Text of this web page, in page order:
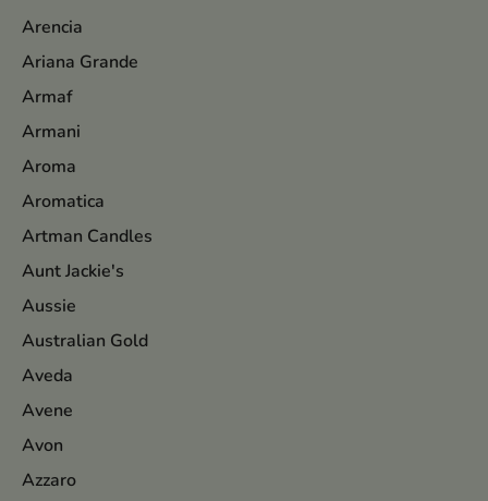
Arencia
Ariana Grande
Armaf
Armani
Aroma
Aromatica
Artman Candles
Aunt Jackie's
Aussie
Australian Gold
Aveda
Avene
Avon
Azzaro